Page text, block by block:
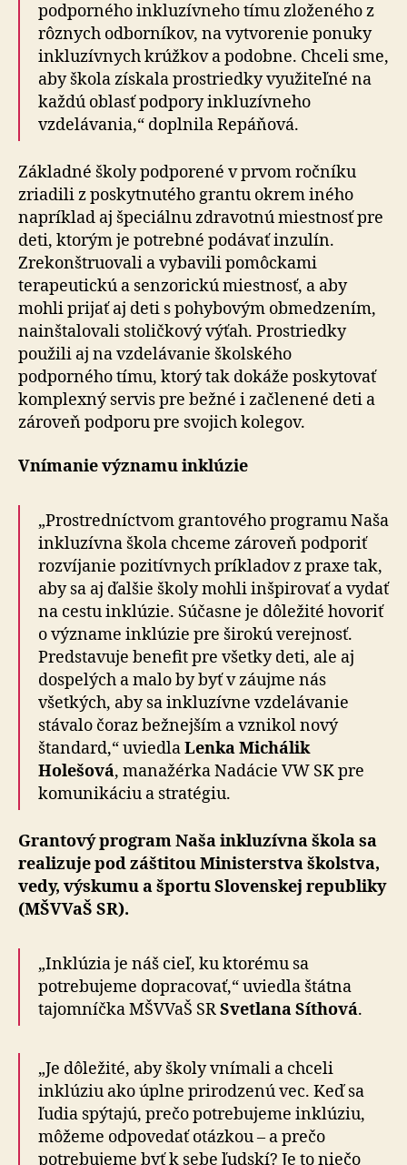
podporného inkluzívneho tímu zloženého z
rôznych odborníkov, na vytvorenie ponuky
inkluzívnych krúžkov a podobne. Chceli sme,
aby škola získala prostriedky využiteľné na
každú oblasť podpory inkluzívneho
vzdelávania,“ doplnila Repáňová.
Základné školy podporené v prvom ročníku
zriadili z poskytnutého grantu okrem iného
napríklad aj špeciálnu zdravotnú miestnosť pre
deti, ktorým je potrebné podávať inzulín.
Zrekonštruovali a vybavili pomôckami
terapeutickú a senzorickú miestnosť, a aby
mohli prijať aj deti s pohybovým obmedzením,
nainštalovali stoličkový výťah. Prostriedky
použili aj na vzdelávanie školského
podporného tímu, ktorý tak dokáže poskytovať
komplexný servis pre bežné i začlenené deti a
zároveň podporu pre svojich kolegov.
Vnímanie významu inklúzie
„Prostredníctvom grantového programu Naša
inkluzívna škola chceme zároveň podporiť
rozvíjanie pozitívnych príkladov z praxe tak,
aby sa aj ďalšie školy mohli inšpirovať a vydať
na cestu inklúzie. Súčasne je dôležité hovoriť
o význame inklúzie pre širokú verejnosť.
Predstavuje benefit pre všetky deti, ale aj
dospelých a malo by byť v záujme nás
všetkých, aby sa inkluzívne vzdelávanie
stávalo čoraz bežnejším a vznikol nový
štandard,“ uviedlaLenka Michálik
Holešová, manažérka Nadácie VW SK pre
komunikáciu a stratégiu.
Grantový program Naša inkluzívna škola sa
realizuje pod záštitou Ministerstva školstva,
vedy, výskumu a športu Slovenskej republiky
(MŠVVaŠ SR).
„Inklúzia je náš cieľ, ku ktorému sa
potrebujeme dopracovať,“ uviedla štátna
tajomníčka MŠVVaŠ SRSvetlana Síthová.
„Je dôležité, aby školy vnímali a chceli
inklúziu ako úplne prirodzenú vec. Keď sa
ľudia spýtajú, prečo potrebujeme inklúziu,
môžeme odpovedať otázkou – a prečo
potrebujeme byť k sebe ľudskí? Je to niečo